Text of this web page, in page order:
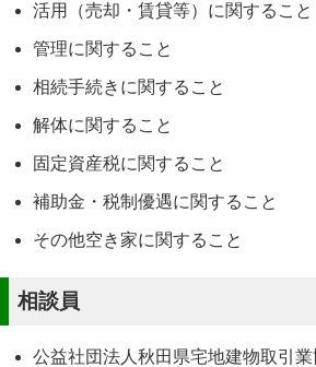
活用（売却・賃貸等）に関すること
管理に関すること
相続手続きに関すること
解体に関すること
固定資産税に関すること
補助金・税制優遇に関すること
その他空き家に関すること
相談員
公益社団法人秋田県宅地建物取引業